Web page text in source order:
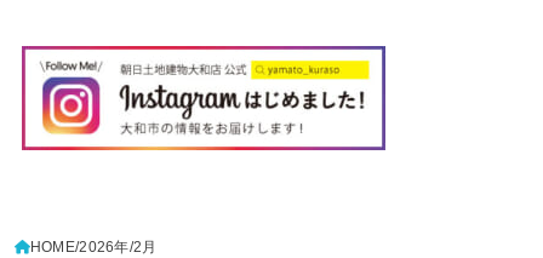
HOME 2026年 2月